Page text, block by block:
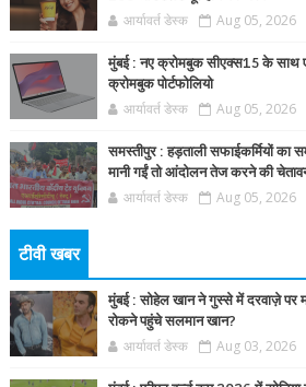
आर्यावर्त डेस्क Aug 05, 2026
मुंबई : नए क्रोमबुक सीएक्स15 के साथ
क्रोमबुक पोर्टफोलियो
आर्यावर्त डेस्क Aug 05, 2026
समस्तीपुर : हड़ताली सफाईकर्मियों का
मानी गईं तो आंदोलन तेज करने की
आर्यावर्त डेस्क Aug 05, 2026
टीवी खबर
मुंबई : सोहेल खान ने गुस्से में दरवाज़े पर
रोकने पहुंचे सलमान खान?
आर्यावर्त डेस्क Aug 03, 2026